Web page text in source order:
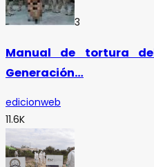
3
Manual de tortura
Generación…
edicionweb
11.6K